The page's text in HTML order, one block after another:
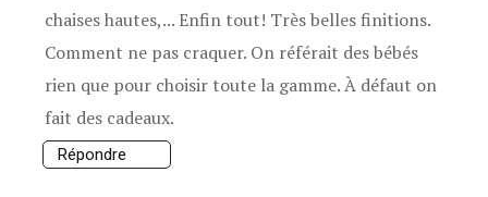
chaises hautes,... Enfin tout! Très belles finitions.
Comment ne pas craquer. On référait des bébés
rien que pour choisir toute la gamme. À défaut on
fait des cadeaux.
Répondre